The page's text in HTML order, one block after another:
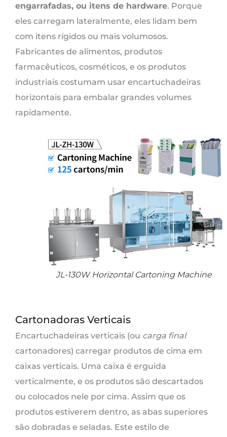
engarrafadas, ou itens de hardware. Porque
eles carregam lateralmente, eles lidam bem
com itens rígidos ou mais volumosos.
Fabricantes de alimentos, produtos
farmacêuticos, cosméticos, e os produtos
industriais costumam usar encartuchadeiras
horizontais para embalar grandes volumes
rapidamente.
JL-130W Horizontal Cartoning Machine
Cartonadoras Verticais
Encartuchadeiras verticais (ou carga final
cartonadores) carregar produtos de cima em
caixas verticais. Uma caixa é erguida
verticalmente, e os produtos são descartados
ou colocados nele por cima. Assim que os
produtos estiverem dentro, as abas superiores
são dobradas e seladas. Este estilo de